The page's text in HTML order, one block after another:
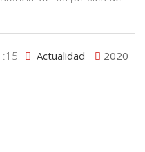
Actualidad 2020